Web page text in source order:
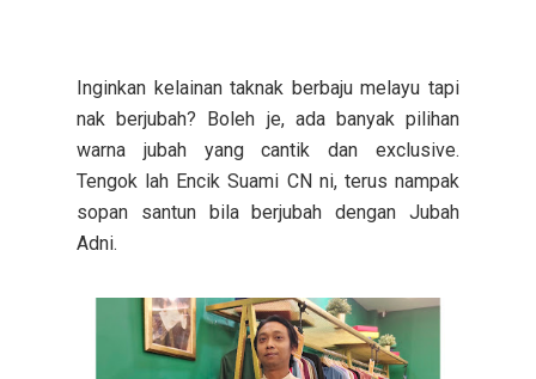
Inginkan kelainan taknak berbaju melayu tapi
nak berjubah? Boleh je, ada banyak pilihan
warna jubah yang cantik dan exclusive.
Tengok lah Encik Suami CN ni, terus nampak
sopan santun bila berjubah dengan Jubah
Adni.